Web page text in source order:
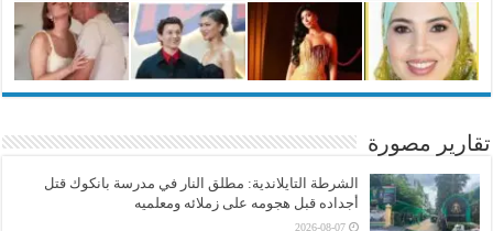
تقارير مصورة
الشرطة التايلاندية: مطلق النار في مدرسة بانكوك قتل
أجداده قبل هجومه على زملائه ومعلميه
2026-08-07